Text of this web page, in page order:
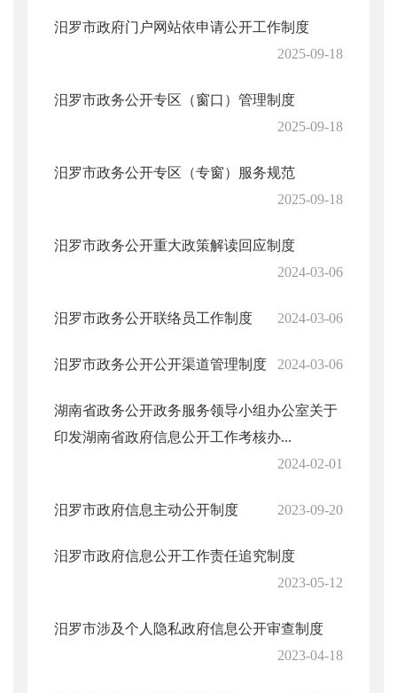
汨罗市政府门户网站依申请公开工作制度
2025-09-18
汨罗市政务公开专区（窗口）管理制度
2025-09-18
汨罗市政务公开专区（专窗）服务规范
2025-09-18
汨罗市政务公开重大政策解读回应制度
2024-03-06
汨罗市政务公开联络员工作制度 2024-03-06
汨罗市政务公开公开渠道管理制度 2024-03-06
湖南省政务公开政务服务领导小组办公室关于
印发湖南省政府信息公开工作考核办...
2024-02-01
汨罗市政府信息主动公开制度 2023-09-20
汨罗市政府信息公开工作责任追究制度
2023-05-12
汨罗市涉及个人隐私政府信息公开审查制度
2023-04-18